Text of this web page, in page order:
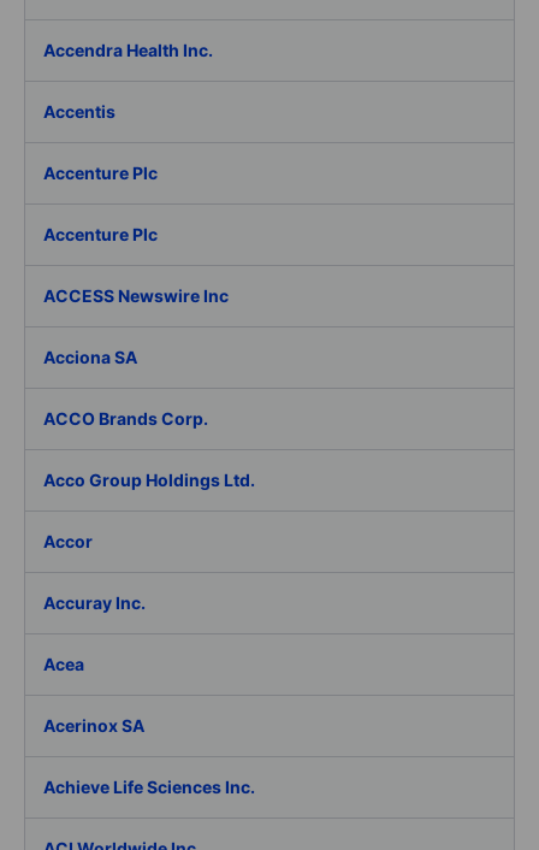
Accendra Health Inc.
Accentis
Accenture Plc
Accenture Plc
ACCESS Newswire Inc
Acciona SA
ACCO Brands Corp.
Acco Group Holdings Ltd.
Accor
Accuray Inc.
Acea
Acerinox SA
Achieve Life Sciences Inc.